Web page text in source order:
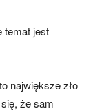
temat jest
największe zło
że sam